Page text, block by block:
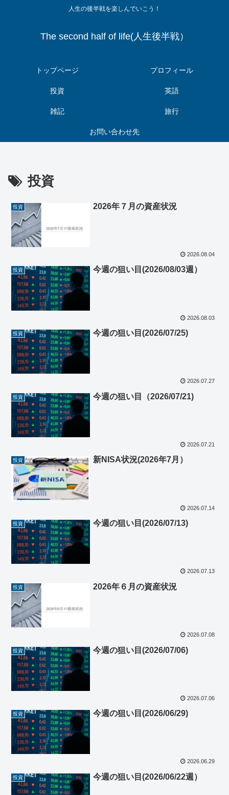
人生の後半戦を楽しんでいこう！
The second half of life(人生後半戦）
トップページ プロフィール
投資 英語
雑記 旅行
お問い合わせ先
投資
投資 2026年７月の資産状況
2026.08.04
投資 今週の狙い目(2026/08/03週）
2026.08.03
投資 今週の狙い目(2026/07/25)
2026.07.27
投資 今週の狙い目（2026/07/21)
2026.07.21
投資 新NISA状況(2026年7月）
2026.07.14
投資 今週の狙い目(2026/07/13)
2026.07.13
投資 2026年６月の資産状況
2026.07.08
投資 今週の狙い目(2026/07/06)
2026.07.06
投資 今週の狙い目(2026/06/29)
2026.06.29
投資 今週の狙い目(2026/06/22週）